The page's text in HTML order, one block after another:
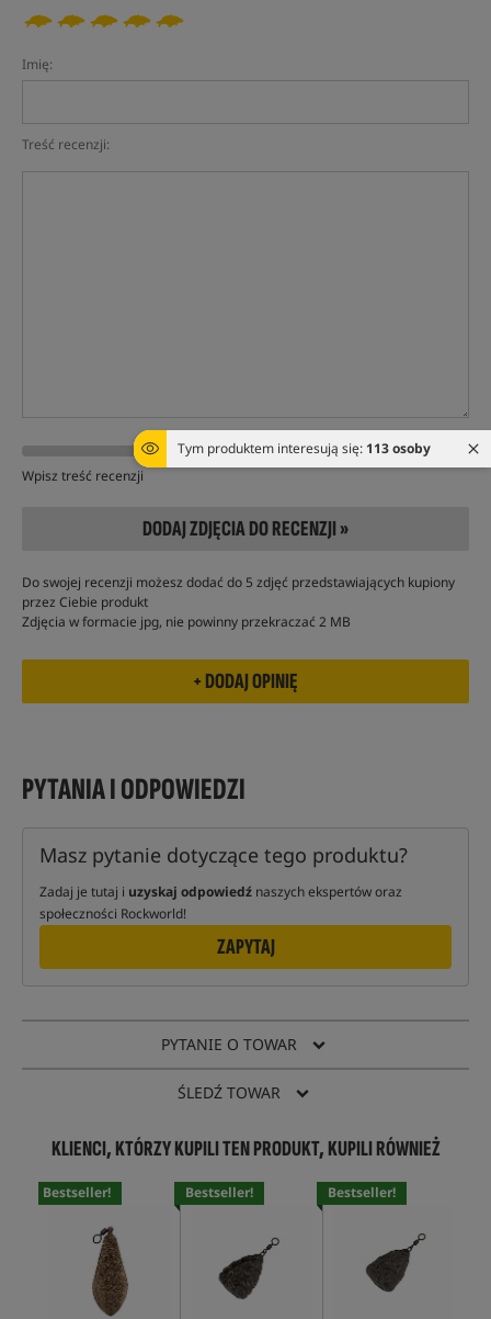
Tym produktem interesują się: 113 osoby
Imię:
Treść recenzji:
Wpisz treść recenzji
DODAJ ZDJĘCIA DO RECENZJI »
Do swojej recenzji możesz dodać do 5 zdjęć przedstawiających kupiony
przez Ciebie produkt
Zdjęcia w formacie jpg, nie powinny przekraczać 2 MB
PYTANIA I ODPOWIEDZI
Masz pytanie dotyczące tego produktu?
Zadaj je tutaj i uzyskaj odpowiedź naszych ekspertów oraz
społeczności Rockworld!
ZAPYTAJ
PYTANIE O TOWAR
ŚLEDŹ TOWAR
KLIENCI, KTÓRZY KUPILI TEN PRODUKT, KUPILI RÓWNIEŻ
Bestseller! Bestseller! Bestseller!